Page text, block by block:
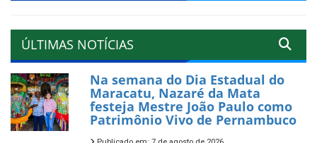
ÚLTIMAS NOTÍCIAS
Na semana do Dia Estadual do
Maracatu, Nazaré da Mata
festeja Mestre João Paulo como
Patrimônio Vivo de Pernambuco